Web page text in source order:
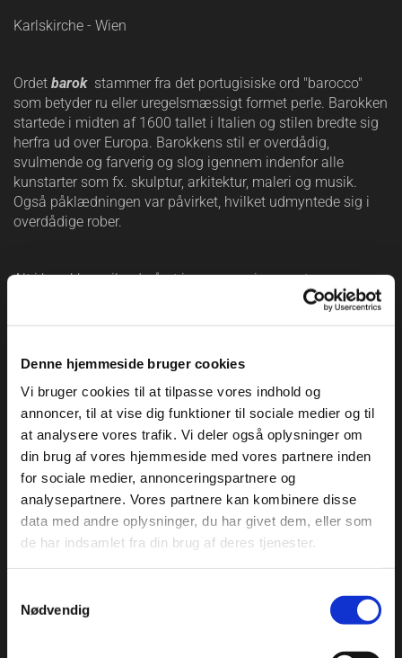
Denne hjemmeside bruger cookies
Vi bruger cookies til at tilpasse vores indhold og
annoncer, til at vise dig funktioner til sociale medier og til
at analysere vores trafik. Vi deler også oplysninger om
din brug af vores hjemmeside med vores partnere inden
for sociale medier, annonceringspartnere og
analysepartnere. Vores partnere kan kombinere disse
data med andre oplysninger, du har givet dem, eller som
de har indsamlet fra din brug af deres tjenester.
Nødvendig
Karlskirche - Wien
Ordet barok stammer fra det portugisiske ord "barocco"
som betyder ru eller uregelsmæssigt formet perle. Barokken
startede i midten af 1600 tallet i Italien og stilen bredte sig
herfra ud over Europa. Barokkens stil er overdådig,
svulmende og farverig og slog igennem indenfor alle
kunstarter som fx. skulptur, arkitektur, maleri og musik.
Også påklædningen var påvirket, hvilket udmyntede sig i
overdådige rober.
Alt i barokken gik ud på at imponere, vise magt og
materialisere den stigende velstand. Barokken havde meget
Orkesterdiciplin: